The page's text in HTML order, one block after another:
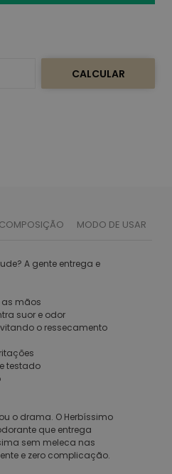
CALCULAR
COMPOSIÇÃO MODO DE USAR
A gente entrega e
mãos
suor e odor
o ressecamento
testado
o drama. O Herbíssimo
que entrega
sem meleca nas
e zero complicação.